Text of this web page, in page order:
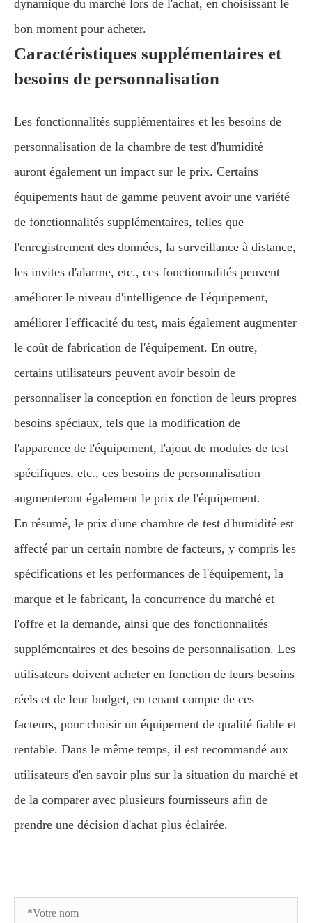
dynamique du marché lors de l'achat, en choisissant le
bon moment pour acheter.
Caractéristiques supplémentaires et
besoins de personnalisation
Les fonctionnalités supplémentaires et les besoins de
personnalisation de la chambre de test d'humidité
auront également un impact sur le prix. Certains
équipements haut de gamme peuvent avoir une variété
de fonctionnalités supplémentaires, telles que
l'enregistrement des données, la surveillance à distance,
les invites d'alarme, etc., ces fonctionnalités peuvent
améliorer le niveau d'intelligence de l'équipement,
améliorer l'efficacité du test, mais également augmenter
le coût de fabrication de l'équipement. En outre,
certains utilisateurs peuvent avoir besoin de
personnaliser la conception en fonction de leurs propres
besoins spéciaux, tels que la modification de
l'apparence de l'équipement, l'ajout de modules de test
spécifiques, etc., ces besoins de personnalisation
augmenteront également le prix de l'équipement.
En résumé, le prix d'une chambre de test d'humidité est
affecté par un certain nombre de facteurs, y compris les
spécifications et les performances de l'équipement, la
marque et le fabricant, la concurrence du marché et
l'offre et la demande, ainsi que des fonctionnalités
supplémentaires et des besoins de personnalisation. Les
utilisateurs doivent acheter en fonction de leurs besoins
réels et de leur budget, en tenant compte de ces
facteurs, pour choisir un équipement de qualité fiable et
rentable. Dans le même temps, il est recommandé aux
utilisateurs d'en savoir plus sur la situation du marché et
de la comparer avec plusieurs fournisseurs afin de
prendre une décision d'achat plus éclairée.